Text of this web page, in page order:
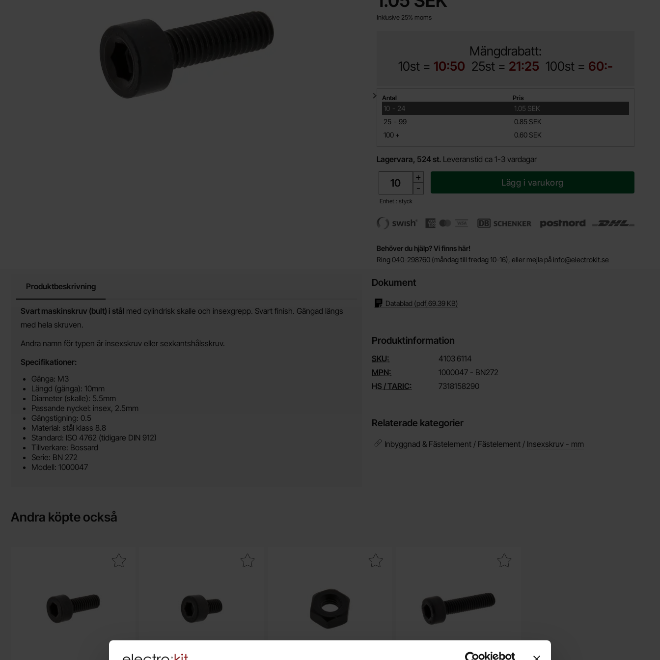
Inklusive 25% moms
Mängdrabatt:
10st = 10:50 25st = 21:25 100st = 60:-
Mängdrabatt
Antal Pris
10 -
till 24
1.05 SEK
25 -
till 99
0.85 SEK
100 +
till 0.60 SEK
Lagervara, 524 st. Leveranstid ca 1-3 vardagar
+
-
Enhet : styck
Lägg i varukorg
Behöver du hjälp? Vi finns här!
Ring 040-298760 (måndag till fredag 10-16), eller mejla på info@electrokit.se
Produktbeskrivning
Produktbeskrivning
Svart maskinskruv (bult) i stål med cylindrisk skalle och insexgrepp. Svart finish. Gängad längs
med hela skruven.
Andra namn för typen är insexskruv eller sexkantshålsskruv.
Specifikationer:
Gänga: M3
Längd (gänga): 10mm
Diameter (skalle): 5.5mm
Passande nyckel: insex, 2.5mm
Gängstigning: 0.5
Material: stål klass 8.8
Standard: ISO 4762 (tidigare DIN 912)
Tillverkare: Bossard
Serie: BN 272
Modell: 1000047
Dokument
Datablad (pdf,69.39 KB)
Produktinformation
SKU: 4103 6114
MPN:
1000047 - BN272
HS / TARIC:
7318158290
Relaterade kategorier
Inbyggnad & Fästelement / Fästelement / Insexskruv - mm
Andra köpte också
Makera insexskruv MC6S M3x8 svart som favoritMakera insexskruv MC6S M3x6 svart som favoritMakera mutter M3 svart som favoritMakera insexskruv MC6S M3x12 svart som favorit